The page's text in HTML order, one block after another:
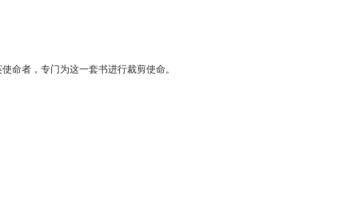
命者，专门为这一套书进行裁剪使命。